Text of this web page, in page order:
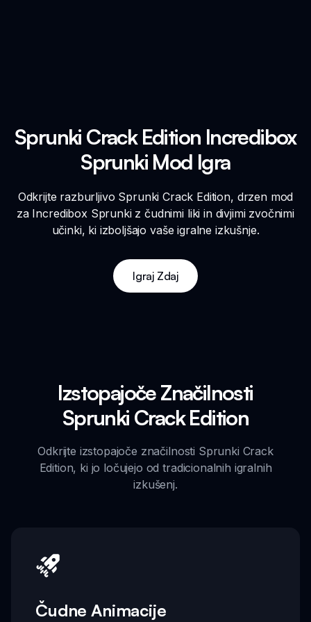
Sprunki Crack Edition Incredibox
Sprunki Mod Igra
Odkrijte razburljivo Sprunki Crack Edition, drzen mod
za Incredibox Sprunki z čudnimi liki in divjimi zvočnimi
učinki, ki izboljšajo vaše igralne izkušnje.
Igraj Zdaj
Izstopajoče Značilnosti
Sprunki Crack Edition
Odkrijte izstopajoče značilnosti Sprunki Crack
Edition, ki jo ločujejo od tradicionalnih igralnih
izkušenj.
Čudne Animacije